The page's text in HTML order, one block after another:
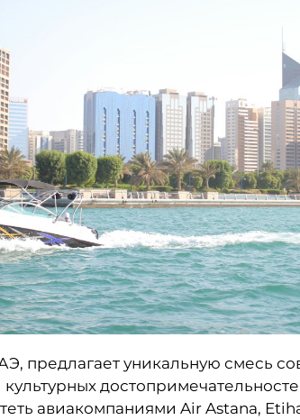
предлагает уникальную смесь
авиакомпаниями Air Astana,